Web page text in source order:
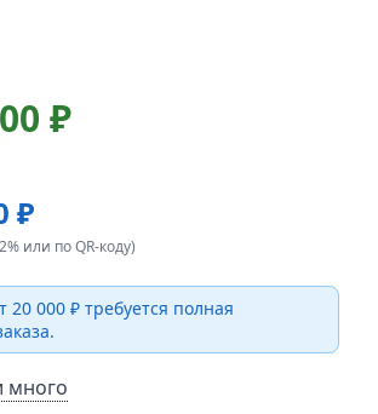
₽
₽
или по QR-коду)
20 000 ₽ требуется полная
много